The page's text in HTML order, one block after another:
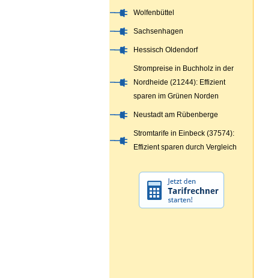
Wolfenbüttel
Sachsenhagen
Hessisch Oldendorf
Strompreise in Buchholz in der
Nordheide (21244): Effizient
sparen im Grünen Norden
Neustadt am Rübenberge
Stromtarife in Einbeck (37574):
Effizient sparen durch Vergleich